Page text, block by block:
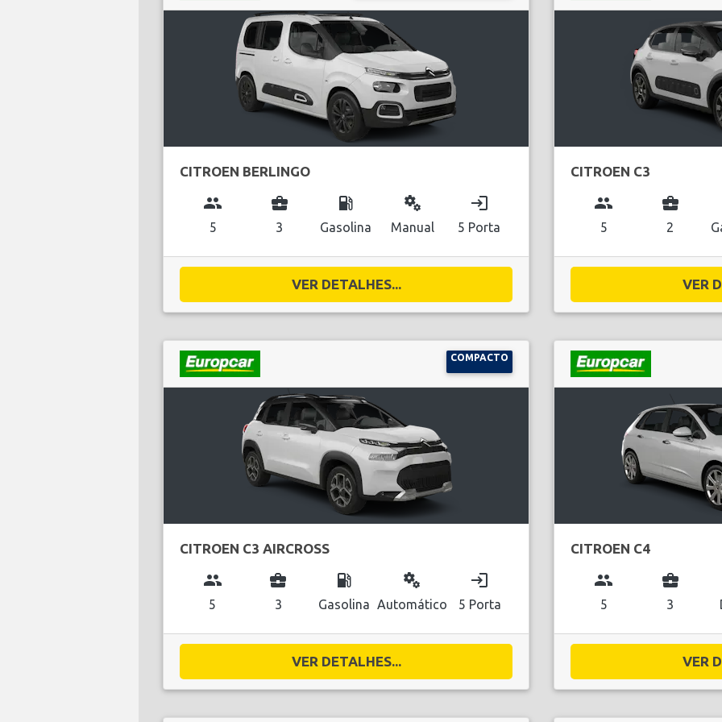
CITROEN BERLINGO
group
5
business_center
3
local_gas_station
Gasolina
miscellaneous_services
Manual
login
5 Porta
VER DETALHES...
CITROEN C3
group
5
business_center
2
VER
COMPACTO
CITROEN C3 AIRCROSS
group
5
business_center
3
local_gas_station
Gasolina
miscellaneous_services
Automático
login
5 Porta
VER DETALHES...
CITROEN C4
group
5
business_center
3
VER